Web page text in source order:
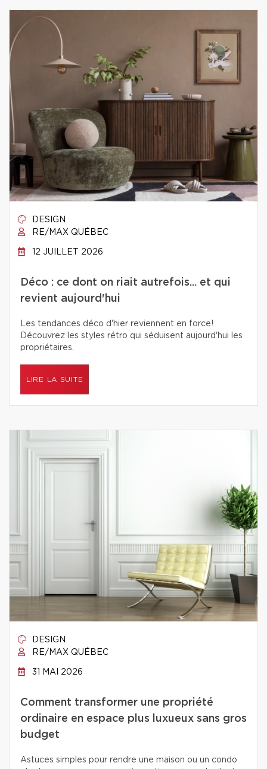
DESIGN
RE/MAX QUÉBEC
12 JUILLET 2026
Déco : ce dont on riait autrefois... et qui
revient aujourd'hui
Les tendances déco d'hier reviennent en force!
Découvrez les styles rétro qui séduisent aujourd'hui les
propriétaires.
LIRE LA SUITE
DESIGN
RE/MAX QUÉBEC
31 MAI 2026
Comment transformer une propriété
ordinaire en espace plus luxueux sans gros
budget
Astuces simples pour rendre une maison ou un condo